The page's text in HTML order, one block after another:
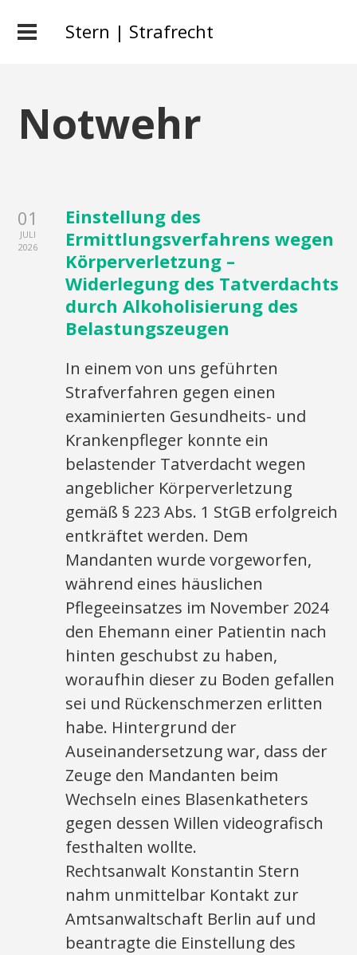
Stern | Strafrecht
Notwehr
01
JULI
2026
Einstellung des
Ermittlungsverfahrens wegen
Körperverletzung –
Widerlegung des Tatverdachts
durch Alkoholisierung des
Belastungszeugen
In einem von uns geführten
Strafverfahren gegen einen
examinierten Gesundheits- und
Krankenpfleger konnte ein
belastender Tatverdacht wegen
angeblicher Körperverletzung
gemäß § 223 Abs. 1 StGB erfolgreich
entkräftet werden. Dem
Mandanten wurde vorgeworfen,
während eines häuslichen
Pflegeeinsatzes im November 2024
den Ehemann einer Patientin nach
hinten geschubst zu haben,
woraufhin dieser zu Boden gefallen
sei und Rückenschmerzen erlitten
habe. Hintergrund der
Auseinandersetzung war, dass der
Zeuge den Mandanten beim
Wechseln eines Blasenkatheters
gegen dessen Willen videografisch
festhalten wollte.
Rechtsanwalt Konstantin Stern
nahm unmittelbar Kontakt zur
Amtsanwaltschaft Berlin auf und
beantragte die Einstellung des